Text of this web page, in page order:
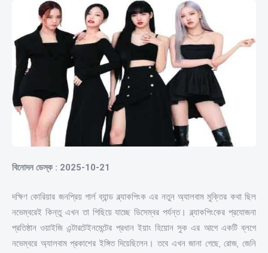
বিনোদন ডেস্ক : 2025-10-21
দক্ষিণ কোরিয়ার জনপ্রিয় গার্ল ব্যান্ড ব্ল্যাকপিংক এর নতুন অ্যালবাম মুক্তির কথা ছিল
নভেম্বরেই কিন্তু এখন তা পিছিয়ে যাচ্ছে ডিসেম্বর পর্যন্ত। ব্ল্যাকপিংকের প্রযোজনা
প্রতিষ্ঠান ওয়াইজি এন্টারটেইনমেন্টের প্রধান ইয়াং হিয়োন সুক এর আগে একটি ব্লগে
নভেম্বরে অ্যালবাম প্রকাশের ইঙ্গিত দিয়েছিলেন। তবে এখন জানা গেছে, রোজ, জেনি